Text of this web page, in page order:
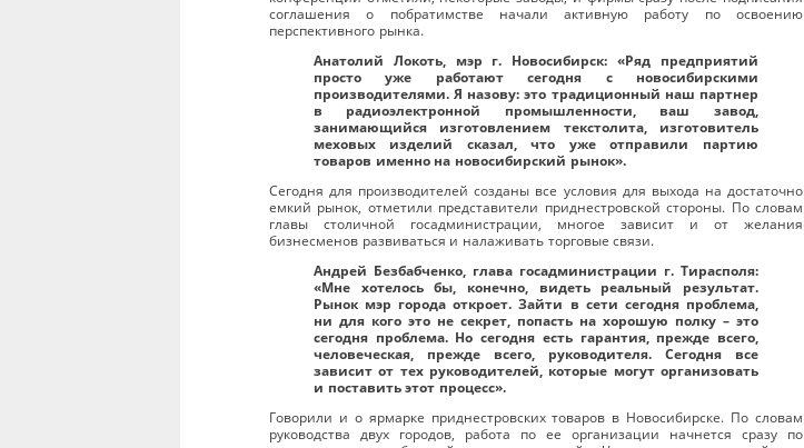
соглашения о побратимстве начали активную работу по освоению
перспективного рынка.
Анатолий Локоть, мэр г. Новосибирск: «Ряд предприятий
просто уже работают сегодня с новосибирскими
производителями. Я назову: это традиционный наш партнер
в радиоэлектронной промышленности, ваш завод,
занимающийся изготовлением текстолита, изготовитель
меховых изделий сказал, что уже отправили партию
товаров именно на новосибирский рынок».
Сегодня для производителей созданы все условия для выхода на достаточно
емкий рынок, отметили представители приднестровской стороны. По словам
главы столичной госадминистрации, многое зависит и от желания
бизнесменов развиваться и налаживать торговые связи.
Андрей Безбабченко, глава госадминистрации г. Тирасполя:
«Мне хотелось бы, конечно, видеть реальный результат.
Рынок мэр города откроет. Зайти в сети сегодня проблема,
ни для кого это не секрет, попасть на хорошую полку – это
сегодня проблема. Но сегодня есть гарантия, прежде всего,
человеческая, прежде всего, руководителя. Сегодня все
зависит от тех руководителей, которые могут организовать
и поставить этот процесс».
Говорили и о ярмарке приднестровских товаров в Новосибирске. По словам
руководства двух городов, работа по ее организации начнется сразу по